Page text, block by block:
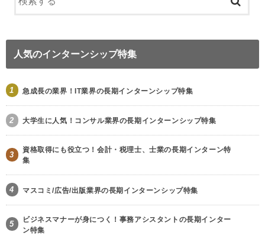
人気のインターンシップ特集
1 急成長の業界！IT業界の長期インターンシップ特集
2 大学生に人気！コンサル業界の長期インターンシップ特集
3
資格取得にも役立つ！会計・税理士、士業の長期インターン特
集
4 マスコミ/広告/出版業界の長期インターンシップ特集
5
ビジネスマナーが身につく！事務アシスタントの長期インター
ン特集